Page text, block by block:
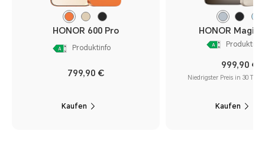
HONOR 600 Pro
Produktinfo
799,90 €
Kaufen
HONOR
Produktinfo
999,90 €
Niedrigster Preis in 30
Kaufen